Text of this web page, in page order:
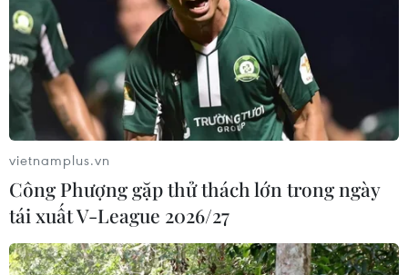
vietnamplus.vn
Công Phượng gặp thử thách lớn trong ngày
tái xuất V-League 2026/27